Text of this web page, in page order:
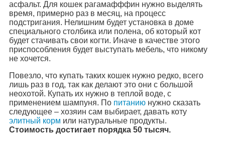
асфальт. Для кошек рагамафффин нужно выделять
время, примерно раз в месяц, на процесс
подстригания. Нелишним будет установка в доме
специального столбика или полена, об который кот
будет стачивать свои когти. Иначе в качестве этого
приспособления будет выступать мебель, что никому
не хочется.
Повезло, что купать таких кошек нужно редко, всего
лишь раз в год, так как делают это они с большой
неохотой. Купать их нужно в теплой воде, с
применением шампуня. По питанию нужно сказать
следующее – хозяин сам выбирает, давать коту
элитный корм или натуральные продукты.
Стоимость достигает порядка 50 тысяч.